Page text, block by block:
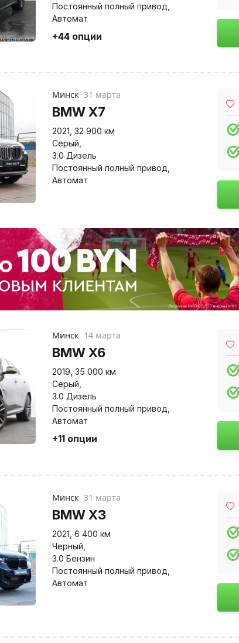
Постоянный полный привод
Автомат
+44 опции
Минск 31 марта
BMW X7
2021 32 900 км
Серый
3.0 Дизель
Постоянный полный привод
Автомат
Минск 14 марта
BMW X6
2019 35 000 км
Серый
3.0 Дизель
Постоянный полный привод
Автомат
+11 опции
Минск 31 марта
BMW X3
2021 6 400 км
Черный
3.0 Бензин
Постоянный полный привод
Автомат